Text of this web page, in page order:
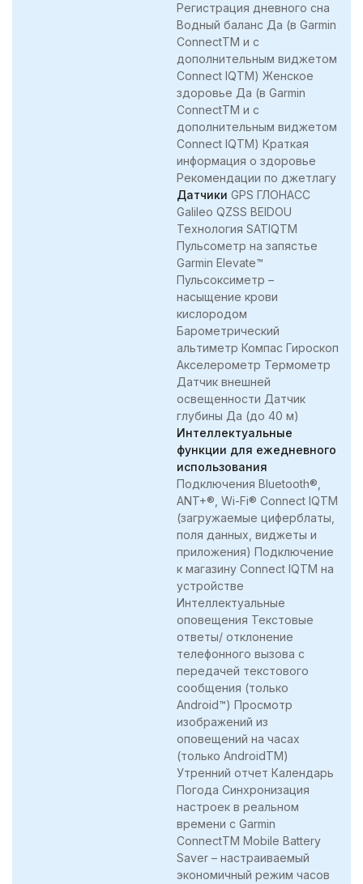
Регистрация дневного сна
Водный баланс Да (в Garmin
ConnectTM и с
дополнительным виджетом
Connect IQTM) Женское
здоровье Да (в Garmin
ConnectTM и с
дополнительным виджетом
Connect IQTM) Краткая
информация о здоровье
Рекомендации по джетлагу
Датчики GPS ГЛОНАСС
Galileo QZSS BEIDOU
Технология SATIQTM
Пульсометр на запястье
Garmin Elevate™
Пульсоксиметр –
насыщение крови
кислородом
Барометрический
альтиметр Компас Гироскоп
Акселерометр Термометр
Датчик внешней
освещенности Датчик
глубины Да (до 40 м)
Интеллектуальные
функции для ежедневного
использования
Подключения Bluetooth®,
ANT+®, Wi-Fi® Connect IQTM
(загружаемые циферблаты,
поля данных, виджеты и
приложения) Подключение
к магазину Connect IQTM на
устройстве
Интеллектуальные
оповещения Текстовые
ответы/ отклонение
телефонного вызова с
передачей текстового
сообщения (только
Android™) Просмотр
изображений из
оповещений на часах
(только AndroidTM)
Утренний отчет Календарь
Погода Синхронизация
настроек в реальном
времени с Garmin
ConnectTM Mobile Battery
Saver – настраиваемый
экономичный режим часов